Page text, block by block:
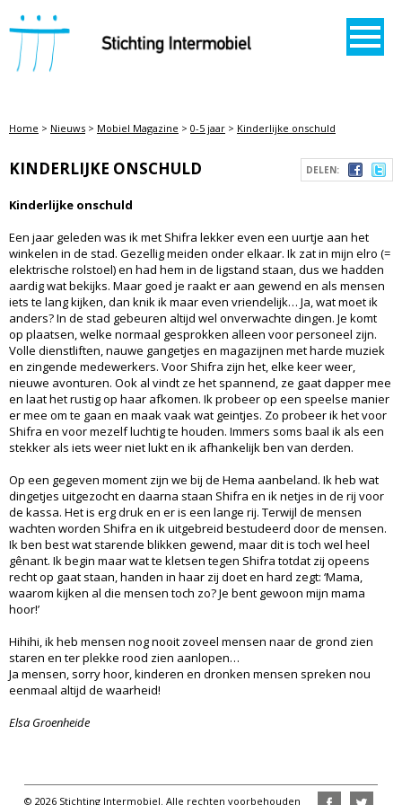
STICHTING INTERMOBIEL
Home > Nieuws > Mobiel Magazine > 0-5 jaar > Kinderlijke onschuld
DELEN:
KINDERLIJKE ONSCHULD
Kinderlijke onschuld
Een jaar geleden was ik met Shifra lekker even een uurtje aan het
winkelen in de stad. Gezellig meiden onder elkaar. Ik zat in mijn elro (=
elektrische rolstoel) en had hem in de ligstand staan, dus we hadden
aardig wat bekijks. Maar goed je raakt er aan gewend en als mensen
iets te lang kijken, dan knik ik maar even vriendelijk… Ja, wat moet ik
anders? In de stad gebeuren altijd wel onverwachte dingen. Je komt
op plaatsen, welke normaal gesprokken alleen voor personeel zijn.
Volle dienstliften, nauwe gangetjes en magazijnen met harde muziek
en zingende medewerkers. Voor Shifra zijn het, elke keer weer,
nieuwe avonturen. Ook al vindt ze het spannend, ze gaat dapper mee
en laat het rustig op haar afkomen. Ik probeer op een speelse manier
er mee om te gaan en maak vaak wat geintjes. Zo probeer ik het voor
Shifra en voor mezelf luchtig te houden. Immers soms baal ik als een
stekker als iets weer niet lukt en ik afhankelijk ben van derden.
Op een gegeven moment zijn we bij de Hema aanbeland. Ik heb wat
dingetjes uitgezocht en daarna staan Shifra en ik netjes in de rij voor
de kassa. Het is erg druk en er is een lange rij. Terwijl de mensen
wachten worden Shifra en ik uitgebreid bestudeerd door de mensen.
Ik ben best wat starende blikken gewend, maar dit is toch wel heel
gênant. Ik begin maar wat te kletsen tegen Shifra totdat zij opeens
recht op gaat staan, handen in haar zij doet en hard zegt: ‘Mama,
waarom kijken al die mensen toch zo? Je bent gewoon mijn mama
hoor!’
Hihihi, ik heb mensen nog nooit zoveel mensen naar de grond zien
staren en ter plekke rood zien aanlopen…
Ja mensen, sorry hoor, kinderen en dronken mensen spreken nou
eenmaal altijd de waarheid!
Elsa Groenheide
© 2026 Stichting Intermobiel. Alle rechten voorbehouden